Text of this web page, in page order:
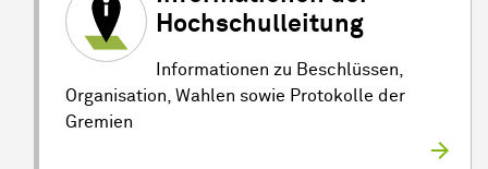
Hochschulleitung
Informationen zu Beschlüssen,
Organisation, Wahlen sowie Protokolle der
Gremien